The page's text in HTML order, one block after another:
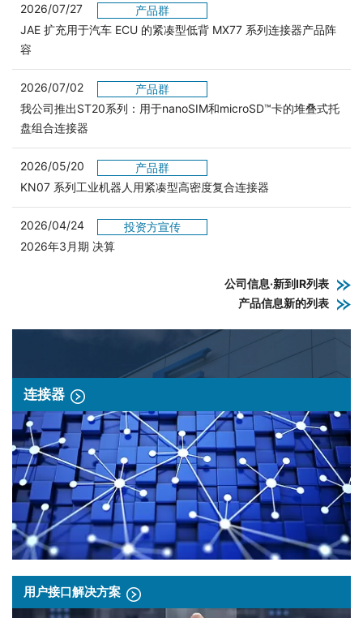
2026/07/27
产品群
JAE 扩充用于汽车 ECU 的紧凑型低背 MX77 系列连接器产品阵
容
2026/07/02
产品群
我公司推出ST20系列：用于nanoSIM和microSD™卡的堆叠式托
盘组合连接器
2026/05/20
产品群
KN07 系列工业机器人用紧凑型高密度复合连接器
2026/04/24
投资方宣传
2026年3月期 决算
公司信息·新到IR列表
产品信息新的列表
连接器
用户接口解决方案